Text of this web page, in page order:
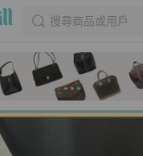
搜尋商品或用戶